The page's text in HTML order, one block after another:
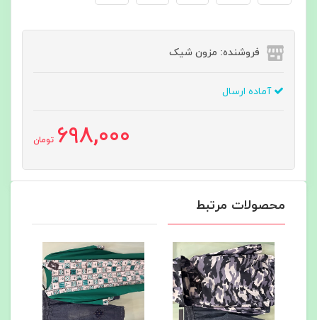
فروشنده: مزون شیک
آماده ارسال
698,000 تومان
محصولات مرتبط